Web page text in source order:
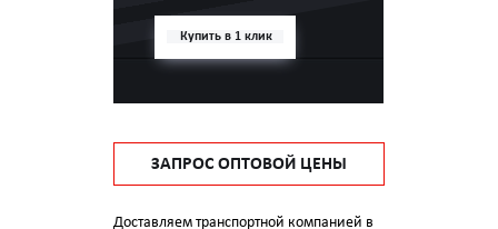
Купить в 1 клик
ЗАПРОС ОПТОВОЙ ЦЕНЫ
Доставляем транспортной компанией в